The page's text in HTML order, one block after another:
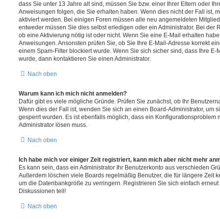
dass Sie unter 13 Jahre alt sind, müssen Sie bzw. einer Ihrer Eltern oder
Anweisungen folgen, die Sie erhalten haben. Wenn dies nicht der Fall ist,
aktiviert werden. Bei einigen Foren müssen alle neu angemeldeten
entweder müssen Sie dies selbst erledigen oder ein Administrator. Bei der
ob eine Aktivierung nötig ist oder nicht. Wenn Sie eine E-Mail erhalten
Anweisungen. Ansonsten prüfen Sie, ob Sie Ihre E-Mail-Adresse korrekt
einem Spam-Filter blockiert wurde. Wenn Sie sich sicher sind, dass Ihre
wurde, dann kontaktieren Sie einen Administrator.
Nach oben
Warum kann ich mich nicht anmelden?
Dafür gibt es viele mögliche Gründe. Prüfen Sie zunächst, ob Ihr
Wenn dies der Fall ist, wenden Sie sich an einen Board-Administrator, um
gesperrt wurden. Es ist ebenfalls möglich, dass ein Konfigurationsproblem
Administrator lösen muss.
Nach oben
Ich habe mich vor einiger Zeit registriert, kann mich aber nicht mehr
Es kann sein, dass ein Administrator Ihr Benutzerkonto aus verschieden
Außerdem löschen viele Boards regelmäßig Benutzer, die für längere Zeit
um die Datenbankgröße zu verringern. Registrieren Sie sich einfach
Diskussionen teil!
Nach oben